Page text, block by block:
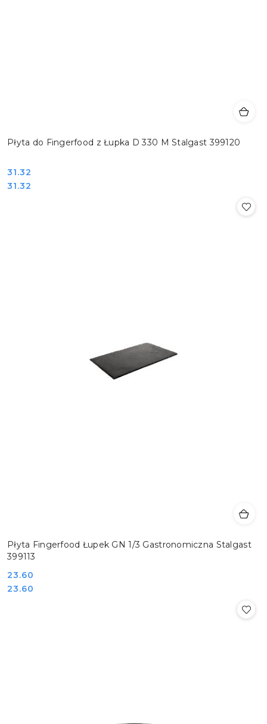
Płyta do Fingerfood z Łupka D 330 M Stalgast 399120
Cena:
31.32
Cena:
31.32
Płyta Fingerfood Łupek GN 1/3 Gastronomiczna Stalgast
399113
Cena:
23.60
Cena:
23.60